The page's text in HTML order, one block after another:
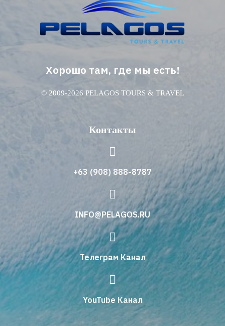
Хорошо там, где мы есть!
© 2009-2026 PELAGOS TOURS & TRAVEL
Контакты
+63 (908) 888-8787
INFO@PELAGOS.RU
Телеграм Канал
YouTube Канал